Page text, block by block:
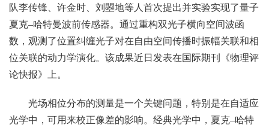
队李传锋、许金时、刘曌地等人首次提出并实验实现了量子
夏克–哈特曼波前传感器。通过重构双光子横向空间波函
数，观测了位置纠缠光子对在自由空间传播时振幅关联和相
位关联的动力学演化。该成果近日发表在国际期刊《物理评
论快报》上。
光场相位分布的测量是一个关键问题，特别是在自适应
光学中，可用来校正像差的影响。经典光学中，夏克–哈特